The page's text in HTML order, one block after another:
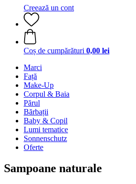
Creează un cont
Coș de cumpărături 0,00 lei
Marci
Față
Make-Up
Corpul & Baia
Părul
Bărbații
Baby & Copil
Lumi tematice
Sonnenschutz
Oferte
Sampoane naturale